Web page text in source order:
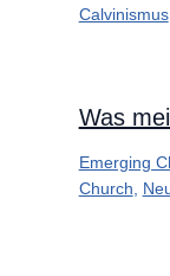
Calvinismus
Was
Emerging
Church,